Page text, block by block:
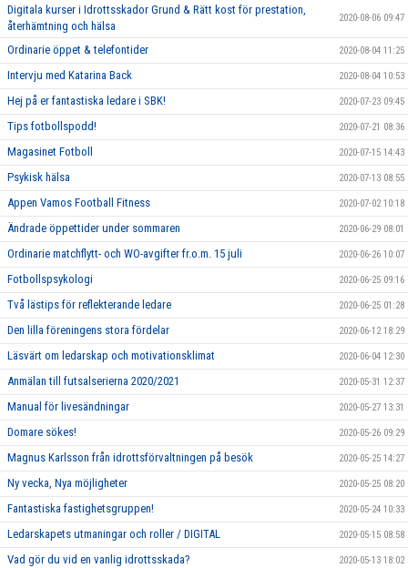
Digitala kurser i Idrottsskador Grund & Rätt kost för prestation,
återhämtning och hälsa
2020-08-06 09:47
Ordinarie öppet & telefontider 2020-08-04 11:25
Intervju med Katarina Back 2020-08-04 10:53
Hej på er fantastiska ledare i SBK! 2020-07-23 09:45
Tips fotbollspodd! 2020-07-21 08:36
Magasinet Fotboll 2020-07-15 14:43
Psykisk hälsa 2020-07-13 08:55
Appen Vamos Football Fitness 2020-07-02 10:18
Ändrade öppettider under sommaren 2020-06-29 08:01
Ordinarie matchflytt- och WO-avgifter fr.o.m. 15 juli 2020-06-26 10:07
Fotbollspsykologi 2020-06-25 09:16
Två lästips för reflekterande ledare 2020-06-25 01:28
Den lilla föreningens stora fördelar 2020-06-12 18:29
Läsvärt om ledarskap och motivationsklimat 2020-06-04 12:30
Anmälan till futsalserierna 2020/2021 2020-05-31 12:37
Manual för livesändningar 2020-05-27 13:31
Domare sökes! 2020-05-26 09:29
Magnus Karlsson från idrottsförvaltningen på besök 2020-05-25 14:27
Ny vecka, Nya möjligheter 2020-05-25 08:20
Fantastiska fastighetsgruppen! 2020-05-24 10:33
Ledarskapets utmaningar och roller / DIGITAL 2020-05-15 08:58
Vad gör du vid en vanlig idrottsskada? 2020-05-13 18:02